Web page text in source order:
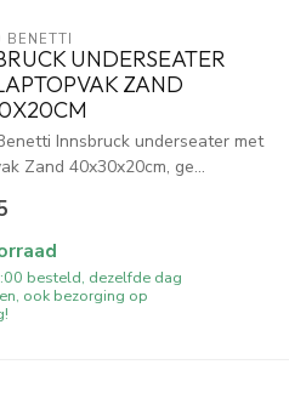
BENETTI
UNDERSEATER
ZAND
Innsbruck underseater met
Zand 40x30x20cm, ge...
besteld, dezelfde dag
ook bezorging op